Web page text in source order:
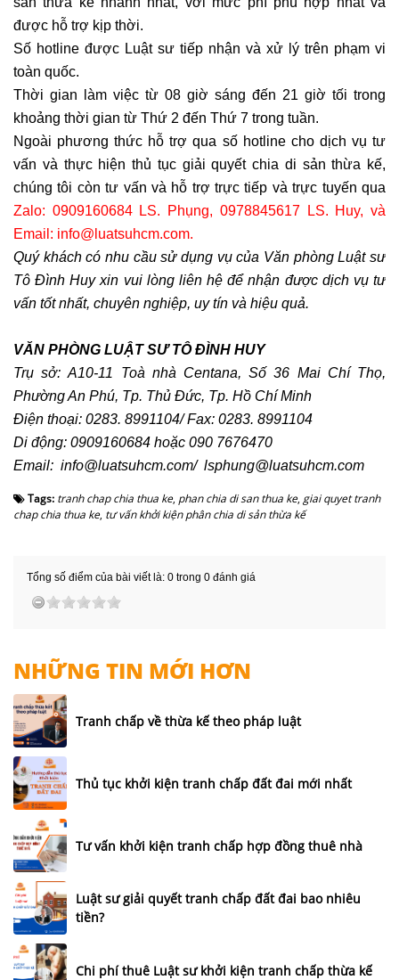
được hỗ trợ kịp thời.
Số hotline được Luật sư tiếp nhận và xử lý trên phạm vi
toàn quốc.
Thời gian làm việc từ 08 giờ sáng đến 21 giờ tối trong
khoảng thời gian từ Thứ 2 đến Thứ 7 trong tuần.
Ngoài phương thức hỗ trợ qua số hotline cho dịch vụ tư
vấn và thực hiện thủ tục giải quyết chia di sản thừa kế,
chúng tôi còn tư vấn và hỗ trợ trực tiếp và trực tuyến qua
Zalo: 0909160684 LS. Phụng, 0978845617 LS. Huy, và
Email: info@luatsuhcm.com.
Quý khách có nhu cầu sử dụng vụ của Văn phòng Luật sư
Tô Đình Huy xin vui lòng liên hệ để nhận được dịch vụ tư
vấn tốt nhất, chuyên nghiệp, uy tín và hiệu quả.
VĂN PHÒNG LUẬT SƯ TÔ ĐÌNH HUY
Trụ sở: A10-11 Toà nhà Centana, Số 36 Mai Chí Thọ,
Phường An Phú, Tp. Thủ Đức, Tp. Hồ Chí Minh
Điện thoại: 0283. 8991104/ Fax: 0283. 8991104
Di động: 0909160684 hoặc 090 7676470
Email: info@luatsuhcm.com/ lsphung@luatsuhcm.com
Tags: tranh chap chia thua ke, phan chia di san thua ke, giai quyet tranh
chap chia thua ke, tư vấn khởi kiện phân chia di sản thừa kế
Tổng số điểm của bài viết là: 0 trong 0 đánh giá
NHỮNG TIN MỚI HƠN
Tranh chấp về thừa kế theo pháp luật
Thủ tục khởi kiện tranh chấp đất đai mới nhất
Tư vấn khởi kiện tranh chấp hợp đồng thuê nhà
Luật sư giải quyết tranh chấp đất đai bao nhiêu
tiền?
Chi phí thuê Luật sư khởi kiện tranh chấp thừa kế